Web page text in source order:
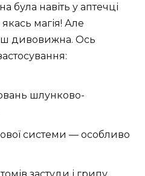
була навіть у аптечці
магія! Але
дивовижна. Ось
шлунково-
системи — особливо